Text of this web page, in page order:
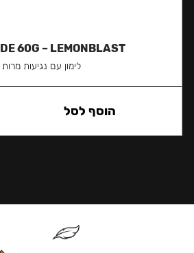
60G – LEMONBLAST
לימון עם נגיעות מרות
הוסף לסל